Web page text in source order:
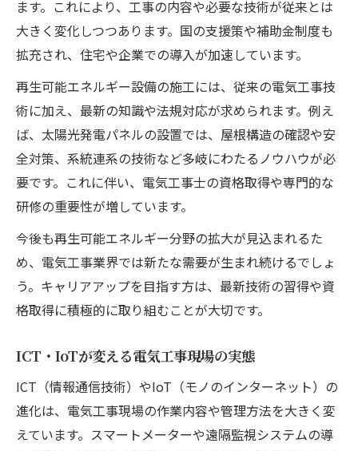
電気工事士に必要な柔軟な対応力とは
資格取得とスキル向上が切り拓く道
難関資格に挑戦する電気工事士の心得
資格と実務スキルが両立する電気工事職
電気工事分野で活かせるスキルアップ術
キャリアに直結する電気工事の資格選び
ます。これにより、工事の内容や必要な技術が従来とは
大きく変化しつつあります。国の支援策や補助金制度も
拡充され、住宅や企業での導入が加速しています。
再生可能エネルギー設備の施工には、従来の電気工事技
術に加え、最新の知識や法規対応が求められます。例え
ば、太陽光発電パネルの設置では、屋根構造の確認や安
全対策、系統連系の技術など多岐にわたるノウハウが必
要です。これに伴い、電気工事士の資格取得や専門的な
研修の重要性が増しています。
今後も再生可能エネルギー分野の拡大が見込まれるた
め、電気工事業界では新たな需要が生まれ続けるでしょ
う。キャリアアップを目指す方は、最新技術の習得や資
格取得に積極的に取り組むことが大切です。
ICT・IoTが変える電気工事現場の実態
ICT（情報通信技術）やIoT（モノのインターネット）の
進化は、電気工事現場の作業内容や管理方法を大きく変
えています。スマートメーターや遠隔監視システムの導